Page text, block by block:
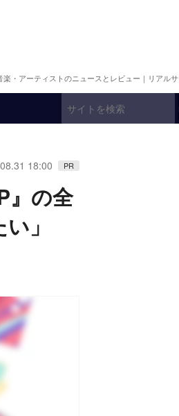
楽・アーティストのニュースとレビュー｜リアル
18:00 PR
』の全
」